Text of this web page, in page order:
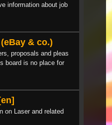
information about job
& co.)
proposals and pleas
board is no place for
on Laser and related